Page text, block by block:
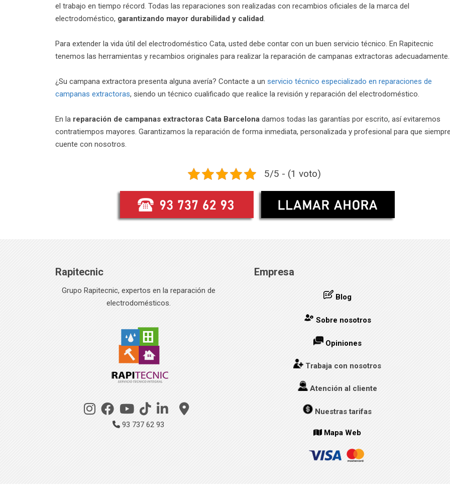
el trabajo en tiempo récord. Todas las reparaciones son realizadas con recambios oficiales de la marca del
electrodoméstico, garantizando mayor durabilidad y calidad.
Para extender la vida útil del electrodoméstico Cata, usted debe contar con un buen servicio técnico. En Rapitecnic
tenemos las herramientas y recambios originales para realizar la reparación de campanas extractoras adecuadamente.
¿Su campana extractora presenta alguna avería? Contacte a un servicio técnico especializado en reparaciones de
campanas extractoras, siendo un técnico cualificado que realice la revisión y reparación del electrodoméstico.
En la reparación de campanas extractoras Cata Barcelona damos todas las garantías por escrito, así evitaremos
contratiempos mayores. Garantizamos la reparación de forma inmediata, personalizada y profesional para que
cuente con nosotros.
5/5 - (1 voto)
Rapitecnic
Grupo Rapitecnic, expertos en la reparación de
electrodomésticos.
93 737 62 93
Empresa
Blog
Sobre nosotros
Opiniones
Trabaja con nosotros
Atención al cliente
Nuestras tarifas
Mapa Web